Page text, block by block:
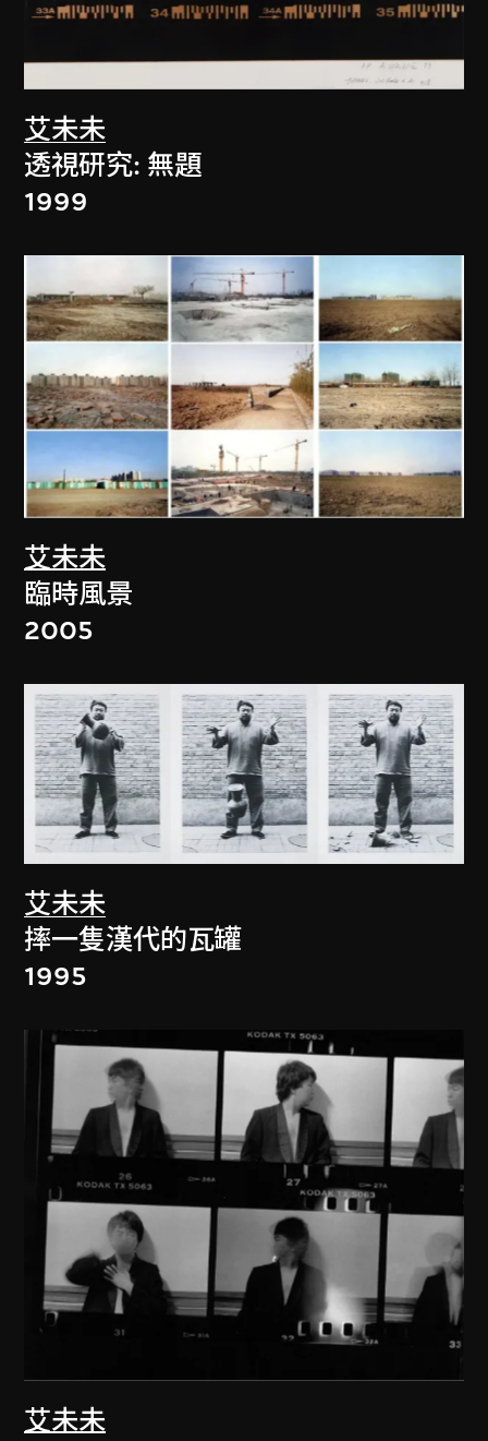
艾未未
透視研究: 無題
1999
艾未未
臨時風景
2005
艾未未
摔一隻漢代的瓦罐
1995
艾未未